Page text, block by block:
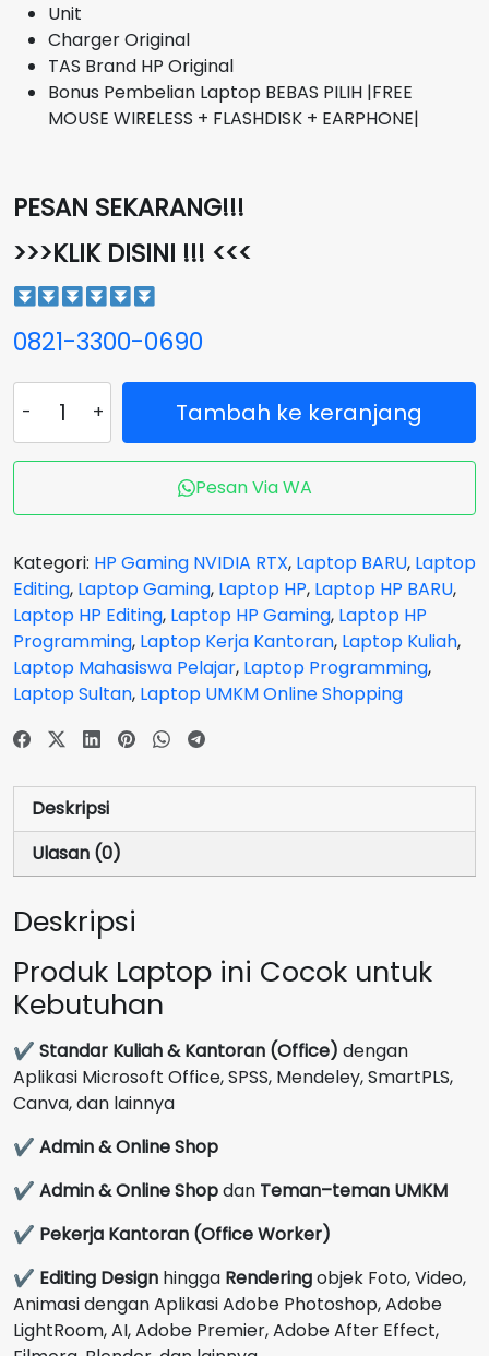
Unit
Charger Original
TAS Brand HP Original
Bonus Pembelian Laptop BEBAS PILIH |FREE
MOUSE WIRELESS + FLASHDISK + EARPHONE|
PESAN SEKARANG!!!
>>>KLIK DISINI !!! <<<
0821-3300-0690
Laptop
HP
Victus
R1005TX
Core
i5
14500HX
VGA
NVIDIA
RTX
4060
16
GB
SSD
512
Mica
Tambah ke keranjang
Pesan Via WA
Kategori: HP Gaming NVIDIA RTX, Laptop BARU, Laptop
Editing, Laptop Gaming, Laptop HP, Laptop HP BARU,
Laptop HP Editing, Laptop HP Gaming, Laptop HP
Programming, Laptop Kerja Kantoran, Laptop Kuliah,
Laptop Mahasiswa Pelajar, Laptop Programming,
Laptop Sultan, Laptop UMKM Online Shopping
Deskripsi
Ulasan (0)
Deskripsi
Produk Laptop ini Cocok untuk
Kebutuhan
✔ Standar Kuliah & Kantoran (Office) dengan
Aplikasi Microsoft Office, SPSS, Mendeley, SmartPLS,
Canva, dan lainnya
✔ Admin & Online Shop
✔ Admin & Online Shopdan Teman–teman UMKM
✔ Pekerja Kantoran (Office Worker)
✔ Editing Design hingga Renderingobjek Foto, Video,
Animasi dengan Aplikasi Adobe Photoshop, Adobe
LightRoom, AI, Adobe Premier, Adobe After Effect,